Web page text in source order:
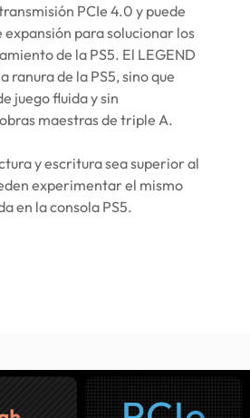
PCIe 4.0 y puede
expansión para solucionar los
de la PS5. El LEGEND
de la PS5, sino que
juego fluida y sin
maestras de triple A.
y escritura sea superior al
experimentar el mismo
en la consola PS5.